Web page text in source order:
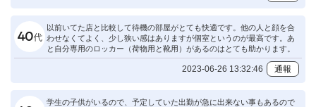
以前いてた店と比較して待機の部屋がとても快適です。他の人と顔を合
わせなくてよく、少し狭い感はありますが個室というのが最高です。あ
と自分専用のロッカー（荷物用と靴用）があるのはとても助かります。
2023-06-26 13:32:46 通報
学生の子供がいるので、予定していた出勤が急に出来ない事もあるので